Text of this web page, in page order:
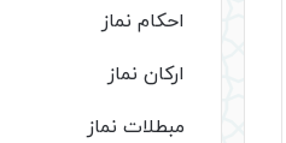
احکام نماز
ارکان نماز
مبطلات نماز